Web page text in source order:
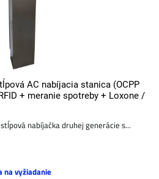
AC nabíjacia stanica (OCPP
+ meranie spotreby + Loxone /
stĺpová nabíjačka druhej generácie s...
na vyžiadanie